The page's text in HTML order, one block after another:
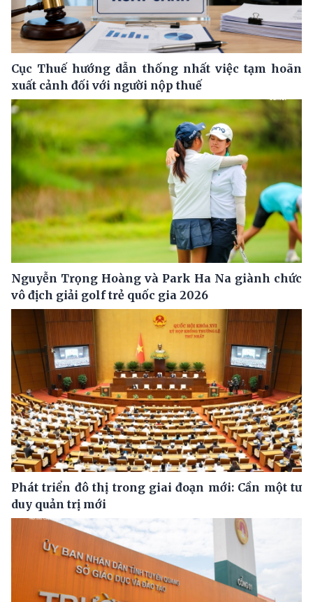
Cục Thuế hướng dẫn thống nhất việc tạm hoãn
xuất cảnh đối với người nộp thuế
Nguyễn Trọng Hoàng và Park Ha Na giành chức
vô địch giải golf trẻ quốc gia 2026
Phát triển đô thị trong giai đoạn mới: Cần một tư
duy quản trị mới